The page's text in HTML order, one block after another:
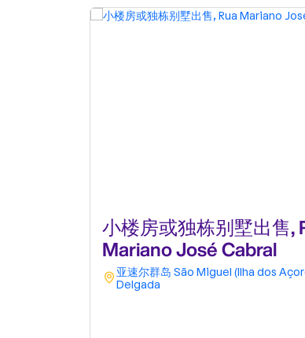
小楼房或独栋别墅出售,
Mariano José Cabral
亚速尔群岛 São Miguel (Ilha dos
Delgada